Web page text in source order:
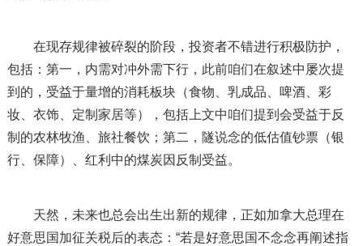
在现存规律被碎裂的阶段，投资者不错进行积极防护，
包括：第一，内需对冲外需下行，此前咱们在叙述中屡次提
到的，受益于量增的消耗板块（食物、乳成品、啤酒、彩
妆、衣饰、定制家居等），包括上文中咱们提到会受益于反
制的农林牧渔、旅社餐饮；第二，隧说念的低估值钞票（银
行、保障）、红利中的煤炭因反制受益。
天然，未来也总会出生出新的规律，正如加拿大总理在
好意思国加征关税后的表态：“若是好意思国不念念再阐述指